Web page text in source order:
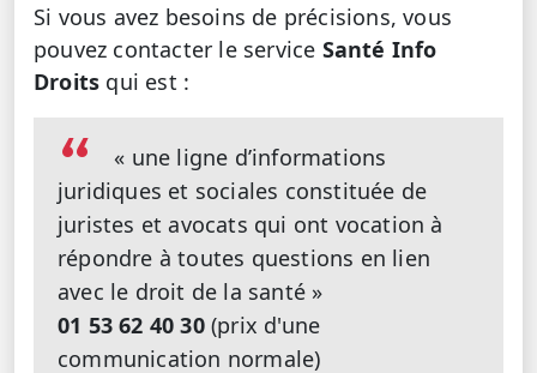
Si vous avez besoins de précisions, vous
pouvez contacter le service Santé Info
Droits qui est :
« une ligne d’informations
juridiques et sociales constituée de
juristes et avocats qui ont vocation à
répondre à toutes questions en lien
avec le droit de la santé »
01 53 62 40 30(prix d'une
communication normale)